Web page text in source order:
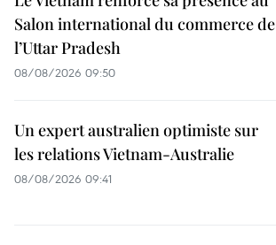
Salon international du commerce de
l’Uttar Pradesh
08/08/2026 09:50
Un expert australien optimiste sur
les relations Vietnam-Australie
08/08/2026 09:41